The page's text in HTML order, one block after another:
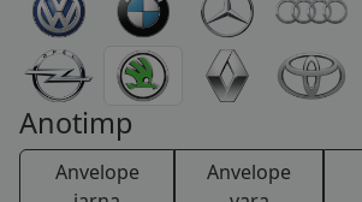
Anotimp
Anvelope
Anvelope
185/60R14
185/65R14
185/55R15